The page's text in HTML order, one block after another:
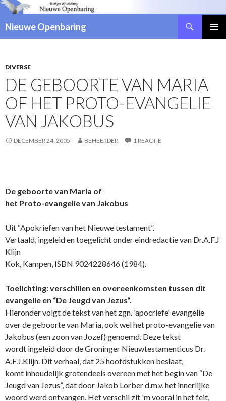
Nieuwe Openbaring
SPRINGEN
DIVERSE
DE GEBOORTE VAN MARIA
OF HET PROTO-EVANGELIE
VAN JAKOBUS
DECEMBER 24, 2005 BEHEERDER 1 REACTIE
De geboorte van Maria of
het Proto-evangelie van Jakobus
Uit “Apokriefen van het Nieuwe testament”.
Vertaald, ingeleid en toegelicht o­nder eindredactie van Dr.A.F.J
Klijn
Kok, Kampen, ISBN 9024228646 (1984).
Toelichting: verschillen en overeenkomsten tussen dit
evangelie en “De Jeugd van Jezus”.
Hieronder volgt de tekst van het zgn. 'apocriefe' evangelie
over de geboorte van Maria, ook wel het proto-evangelie van
Jakobus (een zoon van Jozef) genoemd. Deze tekst
wordt ingeleid door de Groninger Nieuwtestamenticus Dr.
A.F.J.Klijn. Dit verhaal, dat 25 hoofdstukken beslaat,
komt inhoudelijk grotendeels overeen met het begin van “De
Jeugd van Jezus”, dat door Jakob Lorber d.m.v. het innerlijke
woord werd o­ntvangen. Het verschil zit 'm vooral in het feit,